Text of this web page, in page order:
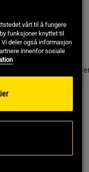
som ønsker bedre
&
med en
sink og vitamin
for deg som ønsker
vårt til å fungere
funksjoner knyttet til
deler også informasjon
innenfor sosiale